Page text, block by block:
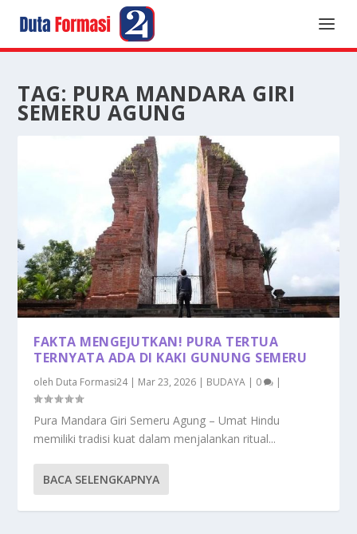
TAG: PURA MANDARA GIRI
SEMERU AGUNG
FAKTA MENGEJUTKAN! PURA TERTUA
TERNYATA ADA DI KAKI GUNUNG SEMERU
oleh Duta Formasi24| Mar 23, 2026 | BUDAYA | 0 |
Pura Mandara Giri Semeru Agung – Umat Hindu
memiliki tradisi kuat dalam menjalankan ritual...
BACA SELENGKAPNYA